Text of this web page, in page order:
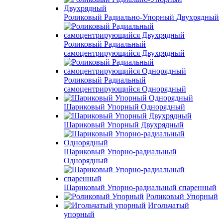
Роликовый Радиально-Упорный Двухрядный
Роликовый Радиальный
самоцентрирующийся Двухрядный
Роликовый Радиальный
самоцентрирующийся Однорядный
Шариковый Упорный Однорядный
Шариковый Упорный Двухрядный
Шариковый Упорно-радиальный
Однорядный
Шариковый Упорно-радиальный спаренный
Роликовый Упорный
Игольчатый
упорный